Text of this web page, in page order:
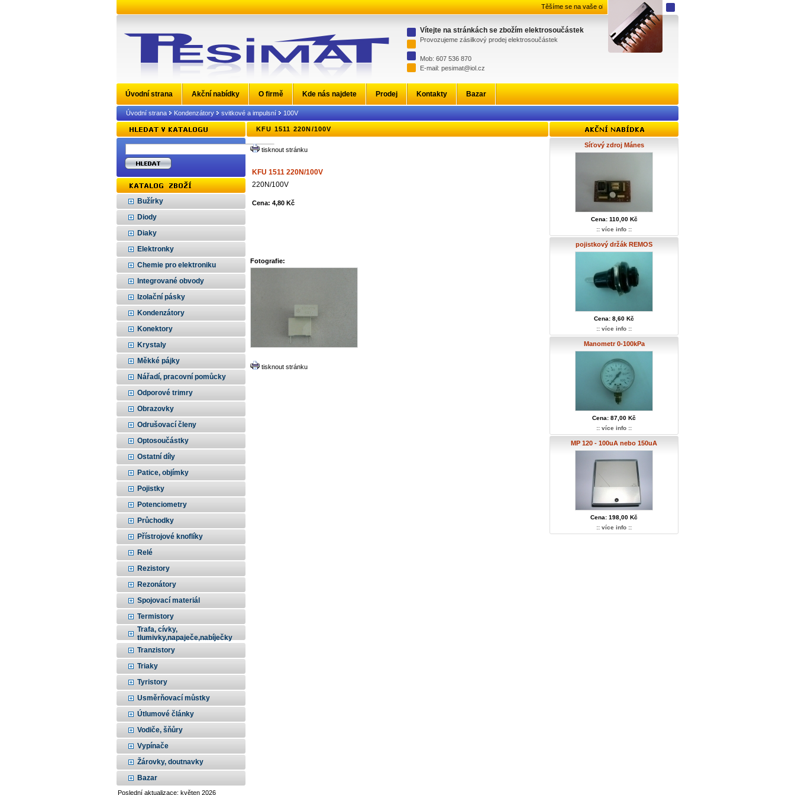
Těšíme se na vaše objednávky.
Vítejte na stránkách se zbožím elektrosoučástek
Provozujeme zásilkový prodej elektrosoučástek
Mob: 607 536 870
E-mail: pesimat@iol.cz
Úvodní strana Akční nabídky O firmě Kde nás najdete Prodej Kontakty Bazar
Úvodní strana Kondenzátory svitkové a impulsní 100V
Bužírky
Diody
Diaky
Elektronky
Chemie pro elektroniku
Integrované obvody
Izolační pásky
Kondenzátory
Konektory
Krystaly
Měkké pájky
Nářadí, pracovní pomůcky
Odporové trimry
Obrazovky
Odrušovací členy
Optosoučástky
Ostatní díly
Patice, objímky
Pojistky
Potenciometry
Průchodky
Přístrojové knoflíky
Relé
Rezistory
Rezonátory
Spojovací materiál
Termistory
Trafa, cívky,
tlumivky,napaječe,nabíječky
Tranzistory
Triaky
Tyristory
Usměrňovací můstky
Útlumové články
Vodiče, šňůry
Vypínače
Žárovky, doutnavky
Bazar
Poslední aktualizace: květen 2026
KFU 1511 220N/100V
tisknout stránku
KFU 1511 220N/100V
220N/100V
Cena: 4,80 Kč
Fotografie:
tisknout stránku
Síťový zdroj Mánes
Cena: 110,00 Kč
:: více info ::
pojistkový držák REMOS
Cena: 8,60 Kč
:: více info ::
Manometr 0-100kPa
Cena: 87,00 Kč
:: více info ::
MP 120 - 100uA nebo 150uA
Cena: 198,00 Kč
:: více info ::